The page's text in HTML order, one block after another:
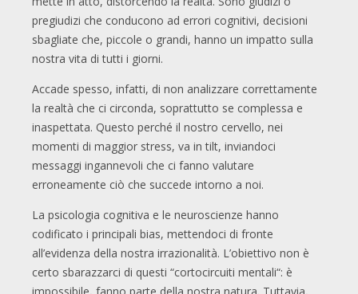
pregiudizi che conducono ad errori cognitivi, decisioni
sbagliate che, piccole o grandi, hanno un impatto sulla
nostra vita di tutti i giorni.
Accade spesso, infatti, di non analizzare correttamente
la realtà che ci circonda, soprattutto se complessa e
inaspettata. Questo perché il nostro cervello, nei
momenti di maggior stress, va in tilt, inviandoci
messaggi ingannevoli che ci fanno valutare
erroneamente ciò che succede intorno a noi.
La psicologia cognitiva e le neuroscienze hanno
codificato i principali bias, mettendoci di fronte
all’evidenza della nostra irrazionalità. L’obiettivo non è
certo sbarazzarci di questi “cortocircuiti mentali“: è